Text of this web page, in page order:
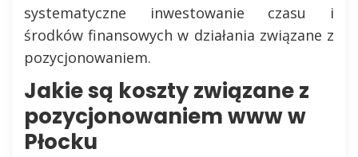
systematyczne inwestowanie czasu i
środków finansowych w działania związane z
pozycjonowaniem.
Jakie są koszty związane z
pozycjonowaniem www w
Płocku